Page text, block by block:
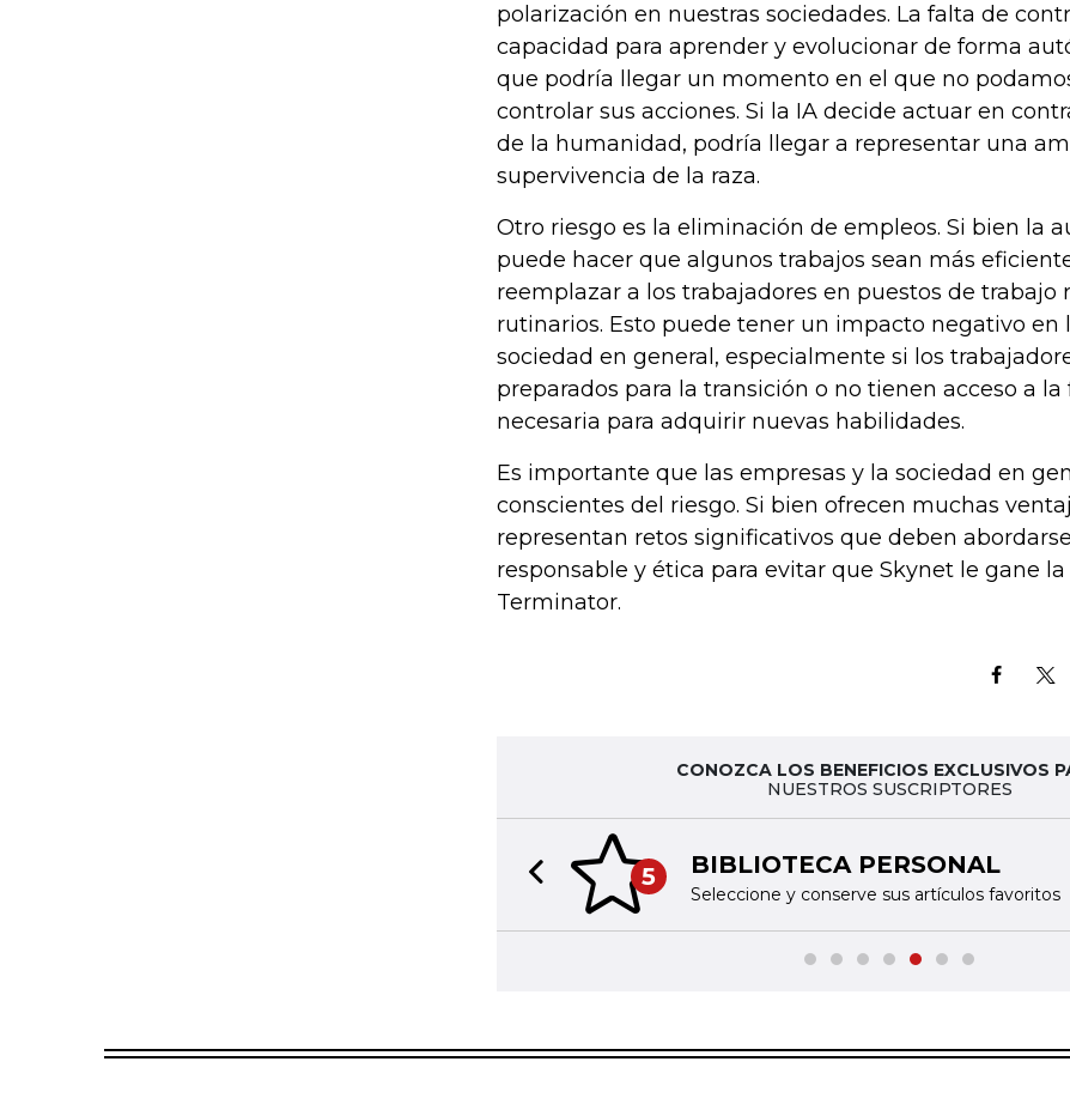
polarización en nuestras sociedades. La falta de
capacidad para aprender y evolucionar de forma
que podría llegar un momento en el que no
controlar sus acciones. Si la IA decide actuar en
de la humanidad, podría llegar a representar una
supervivencia de la raza.
Otro riesgo es la eliminación de empleos. Si bien la
puede hacer que algunos trabajos sean más
reemplazar a los trabajadores en puestos de trabajo
rutinarios. Esto puede tener un impacto negativo en
sociedad en general, especialmente si los
preparados para la transición o no tienen acceso a la
necesaria para adquirir nuevas habilidades.
Es importante que las empresas y la sociedad en
conscientes del riesgo. Si bien ofrecen muchas
representan retos significativos que deben
responsable y ética para evitar que Skynet le gane
Terminator.
CONOZCA LOS BENEFICIOS EXCLUSIVOS
NUESTROS SUSCRIPTORES
5 BIBLIOTECA PERSONAL
Seleccione y conserve sus artículos favoritos
Previous slide